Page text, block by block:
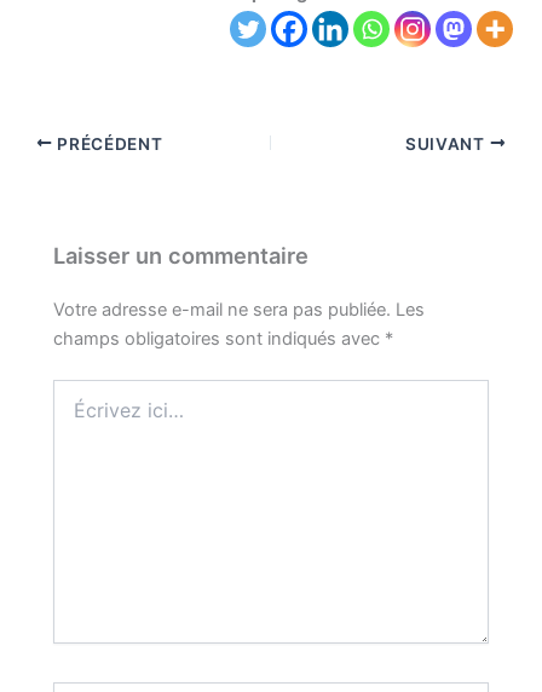
PRÉCÉDENT SUIVANT
Laisser un commentaire
Votre adresse e-mail ne sera pas publiée. Les
champs obligatoires sont indiqués avec *
ici…